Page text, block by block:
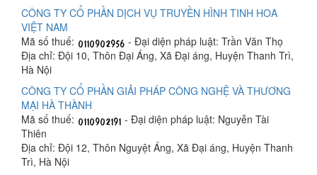
CÔNG TY CỔ PHẦN DỊCH VỤ TRUYỀN HÌNH TINH HOA
VIỆT NAM
Mã số thuế:
- Đại diện pháp luật: Trần Văn Thọ
Địa chỉ: Đội 10, Thôn Đại Áng, Xã Đại áng, Huyện Thanh Trì,
Hà Nội
CÔNG TY CỔ PHẦN GIẢI PHÁP CÔNG NGHỆ VÀ THƯƠNG
MẠI HÀ THÀNH
Mã số thuế:
- Đại diện pháp luật: Nguyễn Tài
Thiên
Địa chỉ: Đội 12, Thôn Nguyệt Áng, Xã Đại áng, Huyện Thanh
Trì, Hà Nội